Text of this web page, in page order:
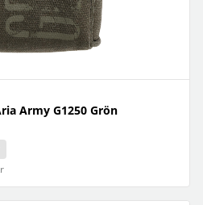
Army G1250 Grön